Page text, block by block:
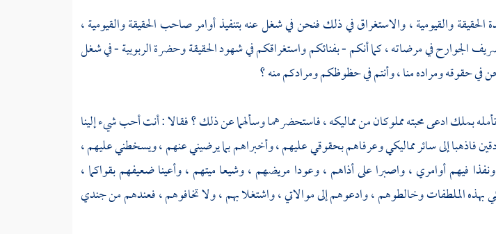
الحقيقة والقيومية ، والاستغراق في ذلك فنحن في شغل عنه بتنفيذ أوامر صاحب الحقيقة والقيومية ،
الجوارح في مرضاته ، كما أنكم - بفنائكم واستغراقكم في شهود الحقيقة وحضرة الربوبية - في شغل
في حقوقه ومراده منا ، وأنتم في حظوظكم ومرادكم منه ؟
بملك ادعى محبته مملوكان من مماليكه ، فاستحضرهما وسألهما عن ذلك ؟ فقالا : أنت أحب شيء إلينا
فاذهبا إلى سائر مماليكي وعرفاهم بحقوقي عليهم ، وأخبراهم بما يرضيني عنهم ، ويسخطني عليهم ،
فيهم أوامري ، واصبرا على أذاهم ، وعودا مريضهم ، وشيعا ميتهم ، وأعينا ضعيفهم بقواكما ،
بهذه الملطفات وخالطوهم ، وادعوهم إلى موالاتي ، واشتغلا بهم ، ولا تخافوهم ، فعندهم من جندي